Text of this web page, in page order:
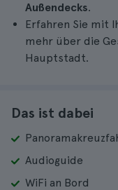
Außendecks.
Erfahren Sie mit
mehr über die
Hauptstadt.
Das ist dabei
Audioguide
WiFi an Bord